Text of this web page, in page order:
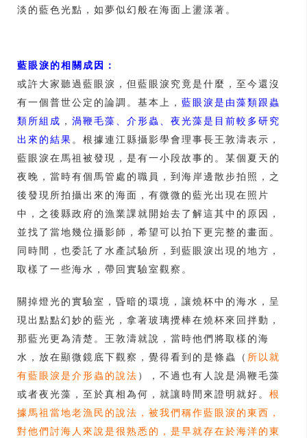
淡的藍色光點，如夢似幻般在海面上盪漾著。
藍眼淚的相關成因：
或許大家聽過藍眼淚，但藍眼淚究竟是什麼，至今還沒
有一個普世公定的論調。基本上， 藍眼淚是由藻類跟蟲
類所組成 ， 渦鞭毛藻、介形蟲、夜光藻是目前較多研究
出來的結果 。根據連江縣攝影學會理事長王敦濤表示，
藍眼淚在馬祖被發現，是有一小段故事的。某個夏天的
夜晚，當時有個馬管處的職員，到海岸邊散步拍照，之
後發現所拍攝出來的海面，有微微的藍光出現在照片
中，之後縣政府的漁業課就開始去了解這其中的原因，
並找了當地幾位攝影師，希望可以拍下更完整的畫面。
同時間，也委託了水產試驗所，到藍眼淚出現的地方，
取樣了一些海水，帶回實驗室觀察。
關掉燈光的實驗室，昏暗的環境，讓燒杯中的海水，呈
現出點點幻妙的藍光，拿著玻璃攪棒在燒杯來回拌動，
那藍光更為清楚。王敦濤就說，當時他們將取樣的海
水，放在顯微鏡底下觀察，覺得看到的是條蟲（ 所以就
有藍眼淚是介形蟲的說法 ），不過也有人說是渦鞭毛藻
或者夜光藻，至於真相為何，就讓時間來證明就好。 根
據馬祖當地老漁民的說法，被我們稱作藍眼淚的東西，
對他們討海人來說是很熟悉的，是早就存在於海洋的東